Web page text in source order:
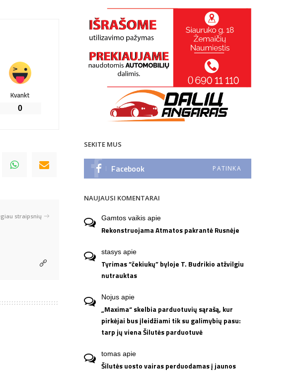
Kvankt
0
straipsnių
SEKITE MUS
Facebook PATINKA
NAUJAUSI KOMENTARAI
Gamtos vaikis apie
Rekonstruojama Atmatos pakrantė Rusnėje
stasys apie
Tyrimas “čekiukų” byloje T. Budrikio atžvilgiu
nutrauktas
Nojus apie
„Maxima“ skelbia parduotuvių sąrašą, kur
pirkėjai bus įleidžiami tik su galimybių pasu:
tarp jų viena Šilutės parduotuvė
tomas apie
Šilutės uosto vairas perduodamas į jaunos